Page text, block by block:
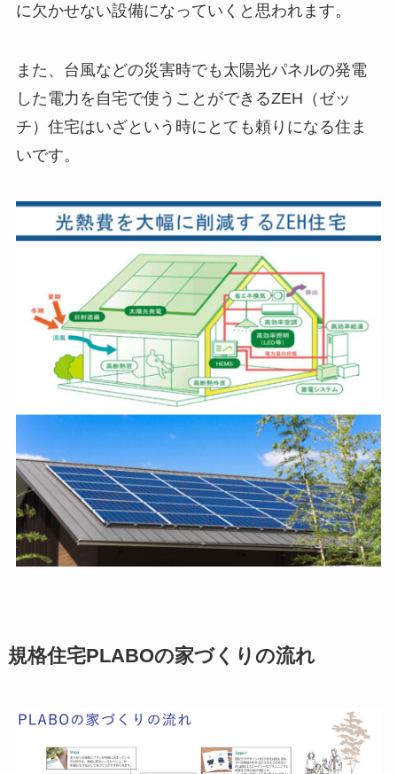
に欠かせない設備になっていくと思われます。
また、台風などの災害時でも太陽光パネルの発電
した電力を自宅で使うことができるZEH（ゼッ
チ）住宅はいざという時にとても頼りになる住ま
いです。
規格住宅PLABOの家づくりの流れ